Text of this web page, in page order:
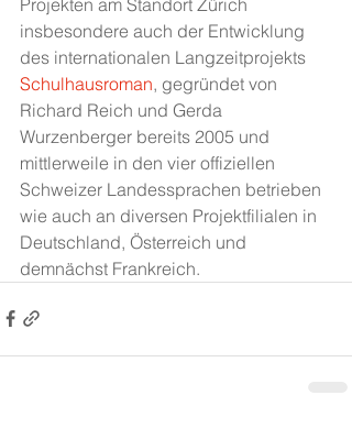
insbesondere auch der Entwicklung
des internationalen Langzeitprojekts
Schulhausroman, gegründet von
Richard Reich und Gerda
Wurzenberger bereits 2005 und
mittlerweile in den vier offiziellen
Schweizer Landessprachen betrieben
wie auch an diversen Projektfilialen in
Deutschland, Österreich und
demnächst Frankreich.